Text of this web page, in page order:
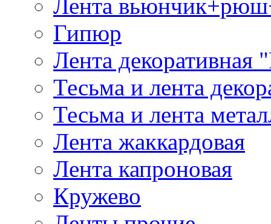
Лента
Гипюр
Лента декоративная
Тесьма и лента
Тесьма и лента
Лента жаккардовая
Лента капроновая
Кружево